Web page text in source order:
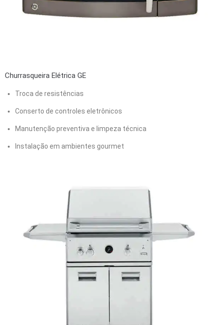
Churrasqueira Elétrica GE
Troca de resistências
Conserto de controles eletrônicos
Manutenção preventiva e limpeza técnica
Instalação em ambientes gourmet